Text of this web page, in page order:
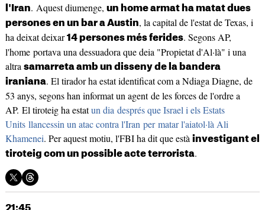
l'Iran. Aquest diumenge, un home armat ha matat dues
persones en un bar a Austin, la capital de l'estat de Texas, i
ha deixat deixar14 persones més ferides. Segons AP,
l'home portava una dessuadora que deia "Propietat d'Al·là" i una
altra samarreta amb un disseny de la bandera
iraniana. El tirador ha estat identificat com a Ndiaga Diagne, de
53 anys, segons han informat un agent de les forces de l'ordre a
AP. El tiroteig ha estatun dia després que Israel i els Estats
Units llancessin un atac contra l'Iran per matar l'aiatol·là Ali
Khamenei. Per aquest motiu, l'FBI ha dit que està investigant el
tiroteig com un possible acte terrorista.
21:45